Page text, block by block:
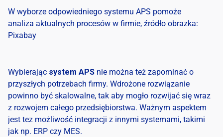
W wyborze odpowiedniego systemu APS pomoże
analiza aktualnych procesów w firmie, źródło obrazka:
Pixabay
Wybierając system APS nie można też zapominać o
przyszłych potrzebach firmy. Wdrożone rozwiązanie
powinno być skalowalne, tak aby mogło rozwijać się wraz
z rozwojem całego przedsiębiorstwa. Ważnym aspektem
jest tez możliwość integracji z innymi systemami, takimi
jak np. ERP czy MES.